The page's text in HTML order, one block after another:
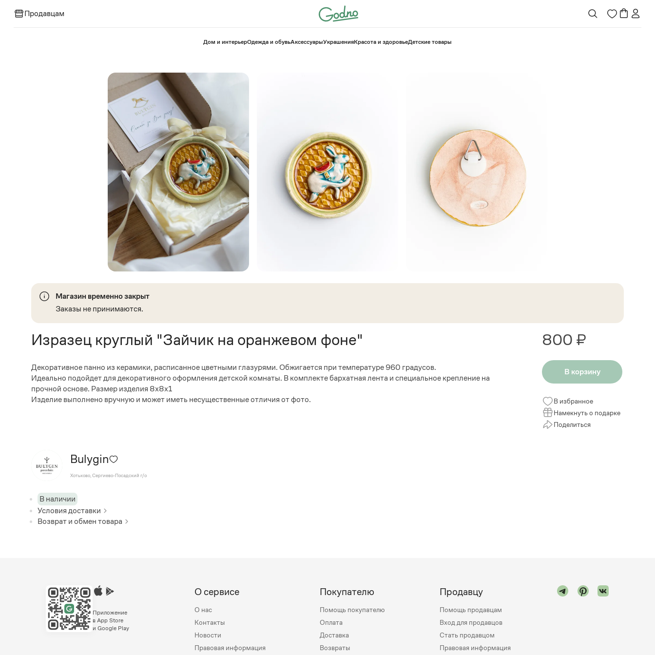
Продавцам
⁠Дом и интерьерОдежда и обувьАксессуарыУкрашенияКрасота и здоровье⁠Детские товары
Магазин временно закрыт
Заказы не принимаются.
Изразец круглый "Зайчик на оранжевом фоне"
Декоративное панно из керамики, расписанное цветными глазурями. Обжигается при температуре 960 градусов.
Идеально подойдет для декоративного оформления детской комнаты. В комплекте бархатная лента и специальное крепление на
прочной основе. Размер изделия 8х8х1
Изделие выполнено вручную и может иметь несущественные отличия от фото.
Bulygin
Хотьково, Сергиево-Посадский г/о
В наличии
Условия доставки
Возврат и обмен товара
800 ₽
В корзину
В избранное
Намекнуть о подарке
Поделиться
Приложение
в App Store
и Google Play
О сервисе
О нас
Контакты
Новости
Правовая информация
Покупателю
Помощь покупателю
Оплата
Доставка
Возвраты
Продавцу
Помощь продавцам
Вход для продавцов
Стать продавцом
Правовая информация